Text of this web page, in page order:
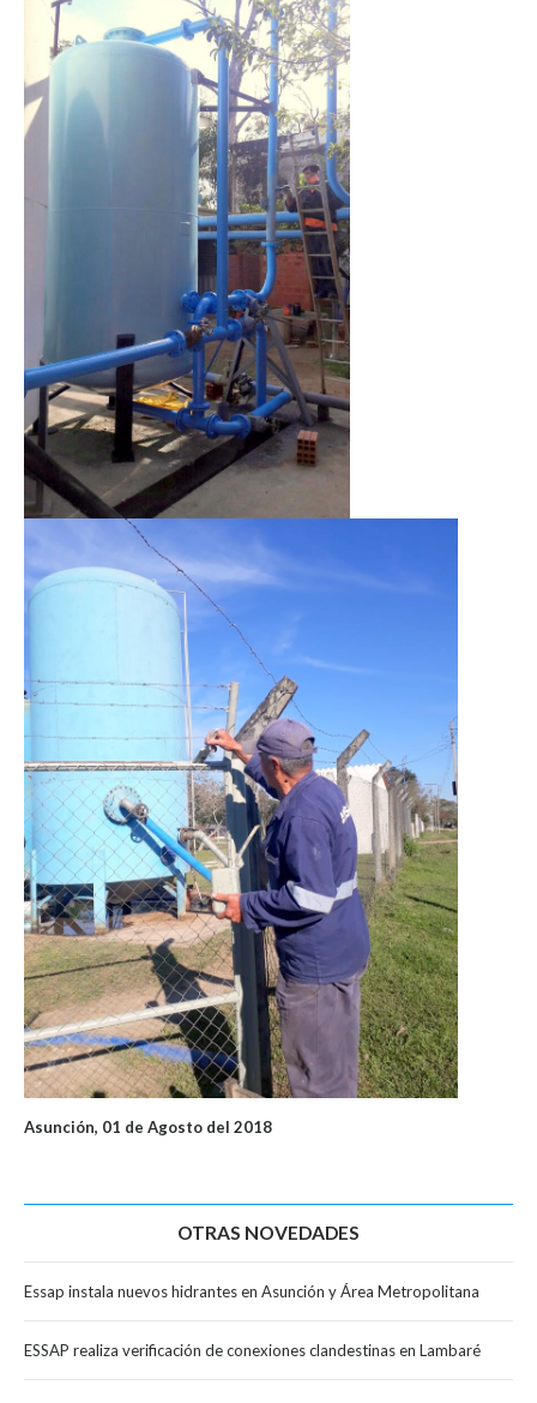
Asunción, 01 de Agosto del 2018
OTRAS NOVEDADES
Essap instala nuevos hidrantes en Asunción y Área Metropolitana
ESSAP realiza verificación de conexiones clandestinas en Lambaré